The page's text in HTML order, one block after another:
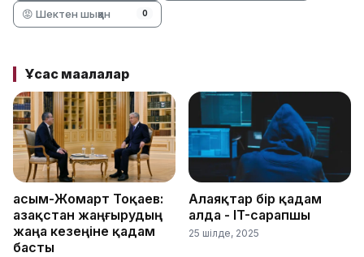
😡 Шектен шыққан 0
Ұқсас мақалалар
Қасым-Жомарт Тоқаев:
Қазақстан жаңғырудың
жаңа кезеңіне қадам
басты
Алаяқтар бір қадам
алда - IT-сарапшы
25 шілде, 2025